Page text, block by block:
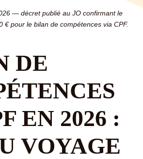
— décret publié au JO confirmant le
€ pour le bilan de compétences via CPF.
DE
EN 2026 :
VOYAGE